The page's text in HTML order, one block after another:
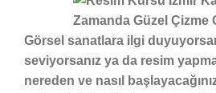
Görsel sanatlara ilgi
seviyorsanız ya da resim
nereden ve nasıl